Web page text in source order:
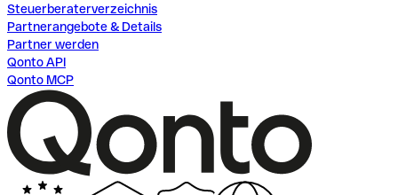
Steuerberaterverzeichnis
Partnerangebote & Details
Partner werden
Qonto API
Qonto MCP